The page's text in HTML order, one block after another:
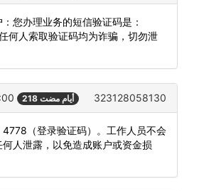
：您办理业务的短信验证码是：
何人索取验证码均为诈骗，切勿泄
218 أيام مضت 323128058130
4778（登录验证码）。工作人员不会
人泄露，以免造成账户或资金损